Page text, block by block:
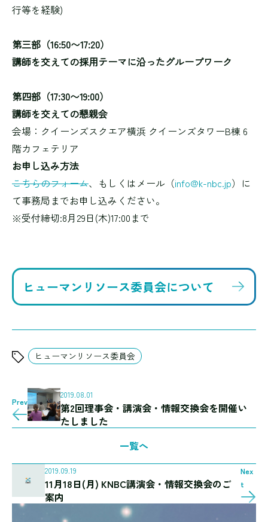
行等を経験)
第三部（16:50〜17:20）
講師を交えての採用テーマに沿ったグループワーク
第四部（17:30〜19:00）
講師を交えての懇親会
会場：クイーンズスクエア横浜 クイーンズタワーB棟 6
階カフェテリア
お申し込み方法
こちらのフォーム、もしくはメール（info@k-nbc.jp）に
て事務局までお申し込みください。
※受付締切:8月29日(木)17:00まで
ヒューマンリソース委員会について
ヒューマンリソース委員会
Prev
2019.08.01
第2回理事会・講演会・情報交換会を開催い
たしました
一覧へ
2019.09.19
11月18日(月) KNBC講演会・情報交換会のご
案内
Nex
t